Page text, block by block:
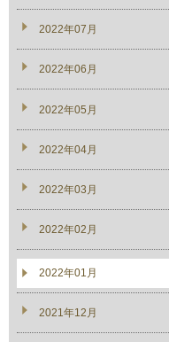
2022年07月
2022年06月
2022年05月
2022年04月
2022年03月
2022年02月
2022年01月
2021年12月